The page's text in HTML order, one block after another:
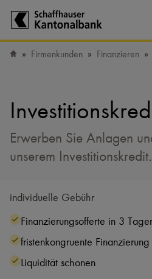
Firmenkunden Finanzieren
Erwerben Sie Anlagen
unserem Investitionskredit.
individuelle Gebühr
Finanzierungsofferte in 3
fristenkongruente Finanzierung
Liquidität schonen